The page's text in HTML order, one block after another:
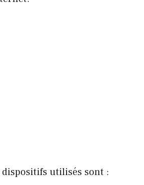
utilisés sont :